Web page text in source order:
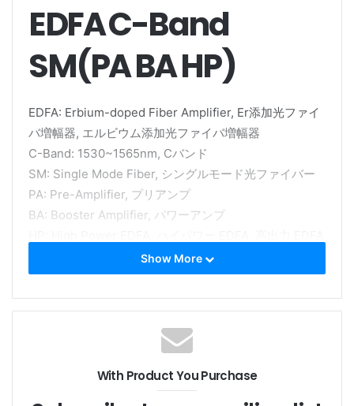
EDFA C-Band
SM(PA BA HP)
EDFA: Erbium-doped Fiber Amplifier, Er添加光ファイ
バ増幅器, エルビウム添加光ファイバ増幅器
C-Band: 1530~1565nm, Cバンド
SM: Single Mode Fiber, シングルモード光ファイバー
PA: Pre-Amplifier, プリアンプ
BA: Booster Amplifier, パワーアンプ
EDFA-C-PA-45-SM
Show More
With Product You Purchase